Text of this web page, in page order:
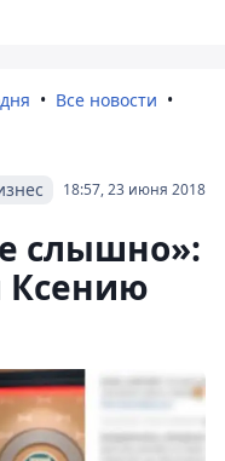
Все новости
18:57, 23 июня 2018
слышно»:
Ксению